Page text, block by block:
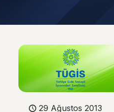
29 Ağustos 2013